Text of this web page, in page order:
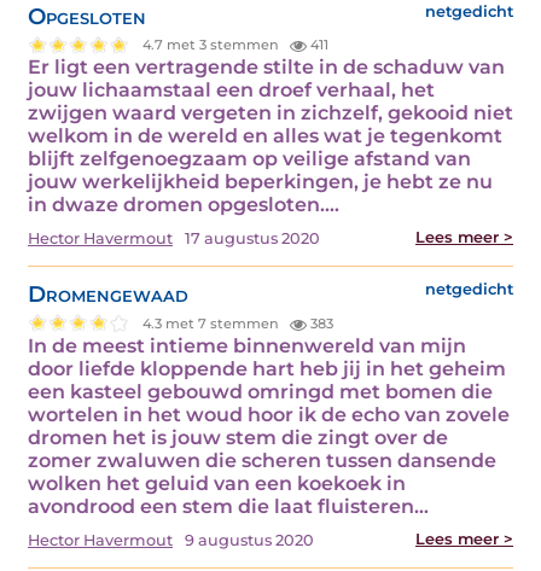
Opgesloten netgedicht
4.7 met 3 stemmen 411
Er ligt een vertragende stilte in de schaduw van
jouw lichaamstaal een droef verhaal, het
zwijgen waard vergeten in zichzelf, gekooid niet
welkom in de wereld en alles wat je tegenkomt
blijft zelfgenoegzaam op veilige afstand van
jouw werkelijkheid beperkingen, je hebt ze nu
in dwaze dromen opgesloten.…
Hector Havermout 17 augustus 2020 Lees meer >
Dromengewaad netgedicht
4.3 met 7 stemmen 383
In de meest intieme binnenwereld van mijn
door liefde kloppende hart heb jij in het geheim
een kasteel gebouwd omringd met bomen die
wortelen in het woud hoor ik de echo van zovele
dromen het is jouw stem die zingt over de
zomer zwaluwen die scheren tussen dansende
wolken het geluid van een koekoek in
avondrood een stem die laat fluisteren…
Hector Havermout 9 augustus 2020 Lees meer >